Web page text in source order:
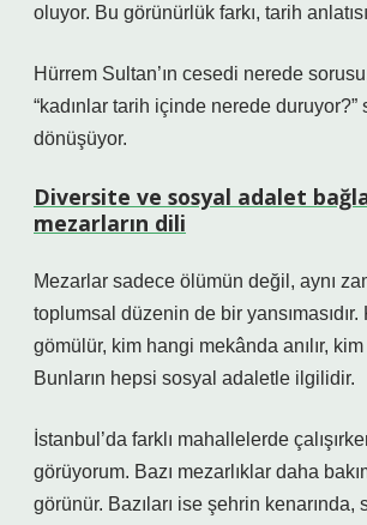
oluyor. Bu görünürlük farkı, tarih
Hürrem Sultan’ın cesedi nerede
“kadınlar tarih içinde nerede duruyor?”
dönüşüyor.
Diversite ve sosyal adalet
mezarların dili
Mezarlar sadece ölümün değil, aynı
toplumsal düzenin de bir
gömülür, kim hangi mekânda anılır,
Bunların hepsi sosyal adaletle ilgilidir.
İstanbul’da farklı mahallelerde
görüyorum. Bazı mezarlıklar daha
görünür. Bazıları ise şehrin kenarında,